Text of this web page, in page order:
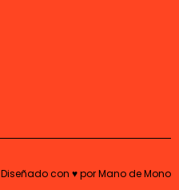
Diseñado con ♥ por Mano de Mono